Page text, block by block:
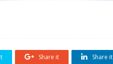
Share it Share it